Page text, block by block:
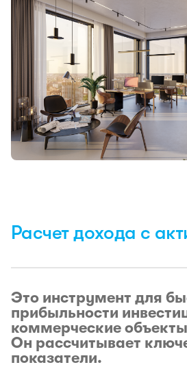
Расчет дохода с
Это инструмент для
прибыльности
коммерческие
Он рассчитывает
показатели.